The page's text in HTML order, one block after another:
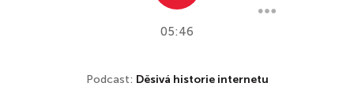
05:46
Podcast: Děsivá historie internetu